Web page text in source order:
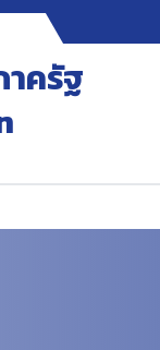
ครัฐ